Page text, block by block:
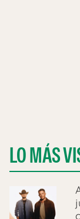
LO MÁS